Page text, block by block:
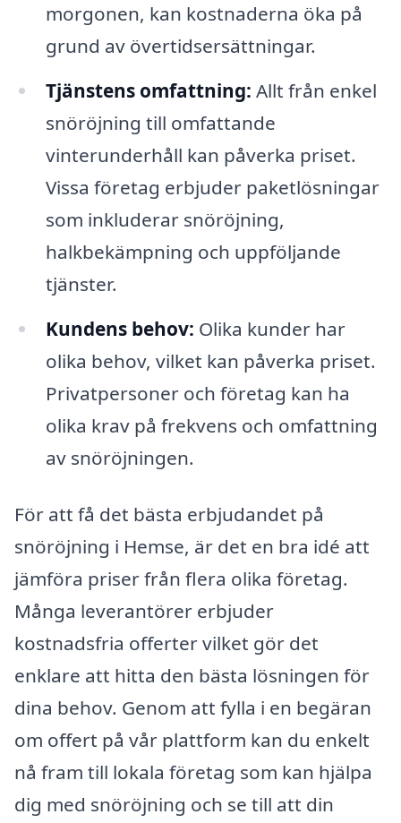
morgonen, kan kostnaderna öka på
grund av övertidsersättningar.
Tjänstens omfattning: Allt från enkel
snöröjning till omfattande
vinterunderhåll kan påverka priset.
Vissa företag erbjuder paketlösningar
som inkluderar snöröjning,
halkbekämpning och uppföljande
tjänster.
Kundens behov: Olika kunder har
olika behov, vilket kan påverka priset.
Privatpersoner och företag kan ha
olika krav på frekvens och omfattning
av snöröjningen.
För att få det bästa erbjudandet på
snöröjning i Hemse, är det en bra idé att
jämföra priser från flera olika företag.
Många leverantörer erbjuder
kostnadsfria offerter vilket gör det
enklare att hitta den bästa lösningen för
dina behov. Genom att fylla i en begäran
om offert på vår plattform kan du enkelt
nå fram till lokala företag som kan hjälpa
dig med snöröjning och se till att din